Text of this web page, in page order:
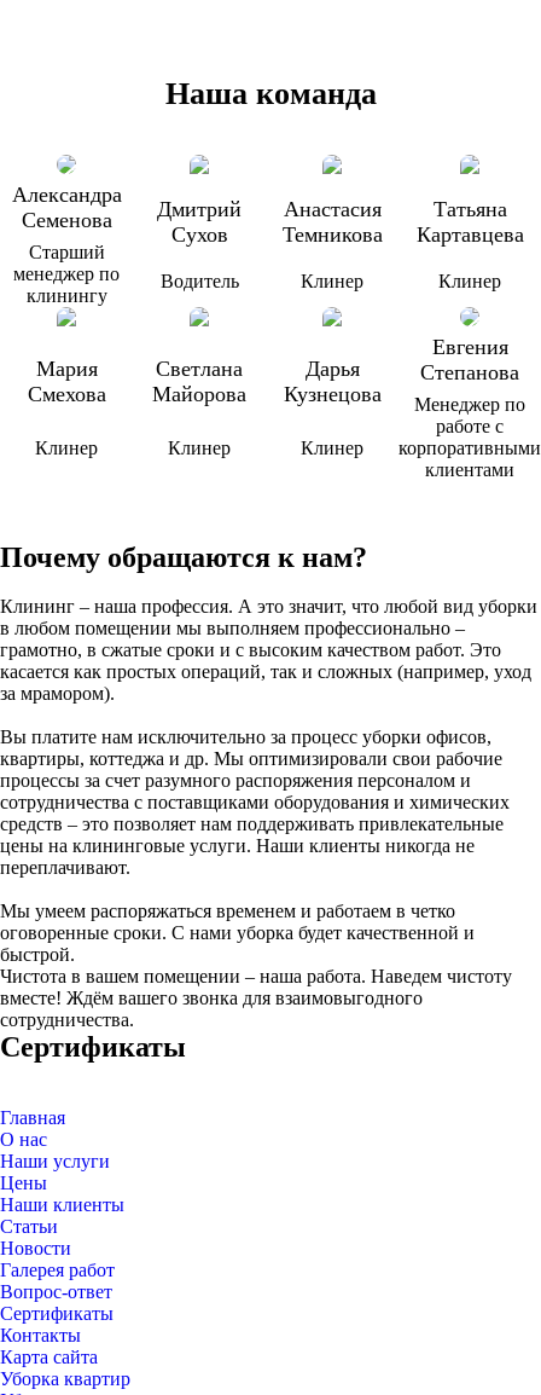
Наша команда
Александра
Семенова
Старший
менеджер по
клинингу
Дмитрий
Сухов
Водитель
Анастасия
Темникова
Клинер
Татьяна
Картавцева
Клинер
Мария
Смехова
Клинер
Светлана
Майорова
Клинер
Дарья
Кузнецова
Клинер
Евгения
Степанова
Менеджер по
работе с
корпоративными
клиентами
Почему обращаются к нам?
Клининг – наша профессия. А это значит, что любой вид уборки
в любом помещении мы выполняем профессионально –
грамотно, в сжатые сроки и с высоким качеством работ. Это
касается как простых операций, так и сложных (например, уход
за мрамором).
Вы платите нам исключительно за процесс уборки офисов,
квартиры, коттеджа и др. Мы оптимизировали свои рабочие
процессы за счет разумного распоряжения персоналом и
сотрудничества с поставщиками оборудования и химических
средств – это позволяет нам поддерживать привлекательные
цены на клининговые услуги. Наши клиенты никогда не
переплачивают.
Мы умеем распоряжаться временем и работаем в четко
оговоренные сроки. С нами уборка будет качественной и
быстрой.
Чистота в вашем помещении – наша работа. Наведем чистоту
вместе! Ждём вашего звонка для взаимовыгодного
сотрудничества.
Сертификаты
Главная
О нас
Наши услуги
Цены
Наши клиенты
Статьи
Новости
Галерея работ
Вопрос-ответ
Сертификаты
Контакты
Карта сайта
Уборка квартир